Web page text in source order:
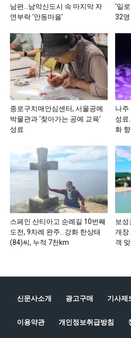
남편…남악신도시 속 마지막 자
연부락 ‘안동마을’
‘일
32명
종로구치매안심센터, 서울공예
박물관과 ‘찾아가는 공예 교육’
성료
나주
성료
화
스페인 산티아고 순례길 10번째
도전, 9차례 완주…강화 한상태
(84)씨, 누적 7천km
보성
개장
객
신문사소개 광고구매 기사제
이용약관 개인정보취급방침